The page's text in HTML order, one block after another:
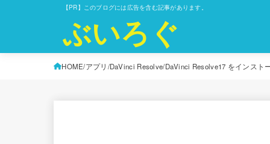
【PR】このブログには広告を含む記事があります。
ぶいろぐ
HOME アプリ DaVinci Resolve DaVinci Resolve17 をインスト